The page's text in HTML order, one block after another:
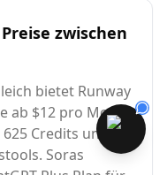
zwischen
bietet Runway
ab $12 pro Monat
Credits und
Soras